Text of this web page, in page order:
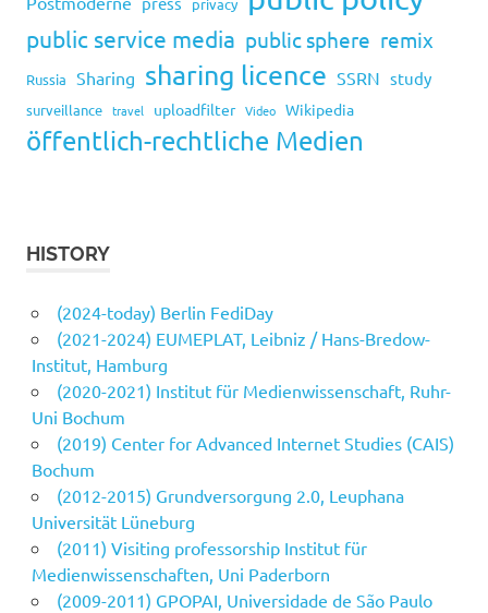
public service media public sphere remix
Russia Sharing sharing licence SSRN study
surveillance travel uploadfilter Video Wikipedia
öffentlich-rechtliche Medien
HISTORY
(2024-today) Berlin FediDay
(2021-2024) EUMEPLAT, Leibniz / Hans-Bredow-
Institut, Hamburg
(2020-2021) Institut für Medienwissenschaft, Ruhr-
Uni Bochum
(2019) Center for Advanced Internet Studies (CAIS)
Bochum
(2012-2015) Grundversorgung 2.0, Leuphana
Universität Lüneburg
(2011) Visiting professorship Institut für
Medienwissenschaften, Uni Paderborn
(2009-2011) GPOPAI, Universidade de São Paulo